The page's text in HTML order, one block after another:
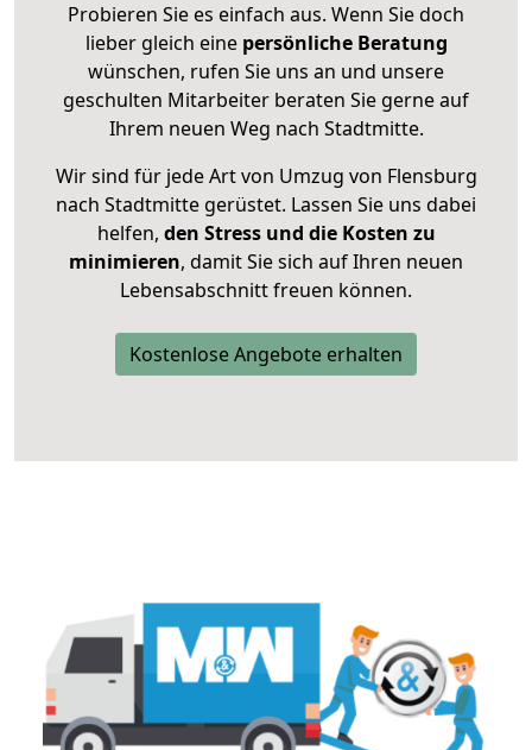
Probieren Sie es einfach aus. Wenn Sie doch
lieber gleich eine persönliche Beratung
wünschen, rufen Sie uns an und unsere
geschulten Mitarbeiter beraten Sie gerne auf
Ihrem neuen Weg nach Stadtmitte.
Wir sind für jede Art von Umzug von Flensburg
nach Stadtmitte gerüstet. Lassen Sie uns dabei
helfen, den Stress und die Kosten zu
minimieren, damit Sie sich auf Ihren neuen
Lebensabschnitt freuen können.
Kostenlose Angebote erhalten